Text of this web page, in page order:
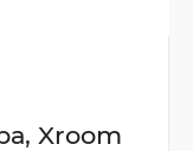
Xroom